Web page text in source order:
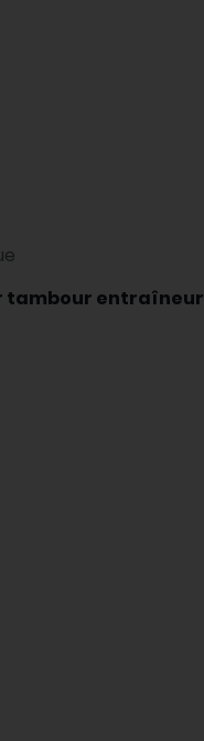
tambour entraîneur